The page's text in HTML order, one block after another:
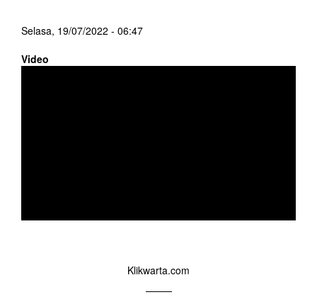
Selasa, 19/07/2022 - 06:47
Video
Klikwarta.com